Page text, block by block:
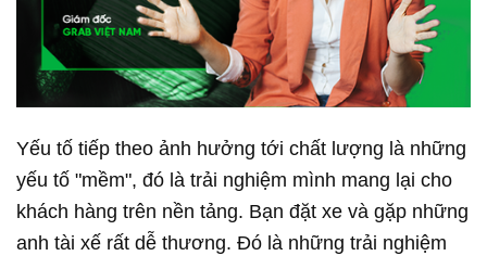
Yếu tố tiếp theo ảnh hưởng tới chất lượng là những
yếu tố "mềm", đó là trải nghiệm mình mang lại cho
khách hàng trên nền tảng. Bạn đặt xe và gặp những
anh tài xế rất dễ thương. Đó là những trải nghiệm